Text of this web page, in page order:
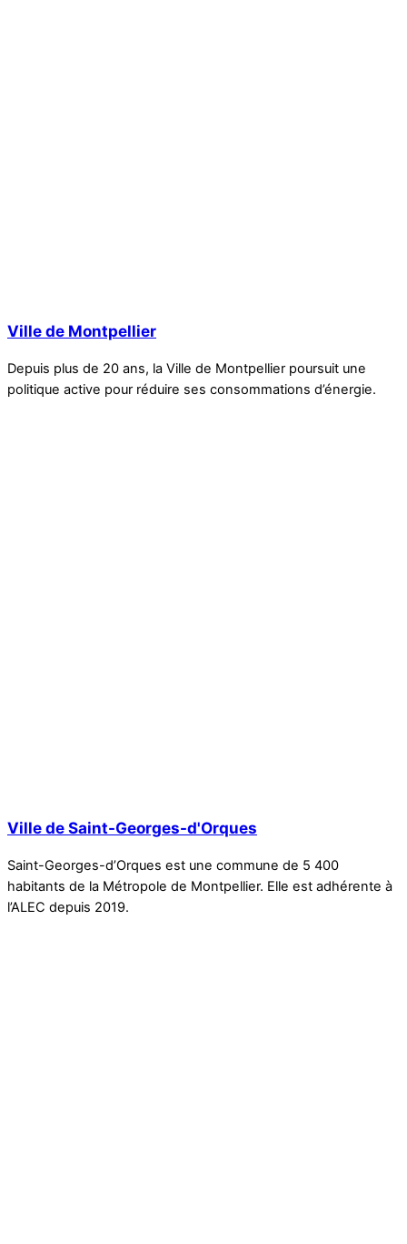
Ville de Montpellier
Depuis plus de 20 ans, la Ville de Montpellier poursuit une
politique active pour réduire ses consommations d’énergie.
Ville de Saint-Georges-d'Orques
Saint-Georges-d’Orques est une commune de 5 400
habitants de la Métropole de Montpellier. Elle est adhérente à
l’ALEC depuis 2019.